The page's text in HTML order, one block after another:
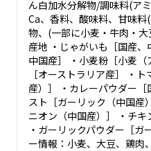
ん白加水分解物/調味料(ア
Ca、香料、酸味料、甘味
物、(一部に小麦・牛肉・
産地 ・じゃがいも［国産、
中国産］ ・小麦粉［小麦
［オーストラリア産］ ・
産）］ ・カレーパウダー
スト［ガーリック（中国産
ニオン（中国産）］ ・チキ
・ガーリックパウダー［ガ
ー情報：小麦、大豆、鶏肉